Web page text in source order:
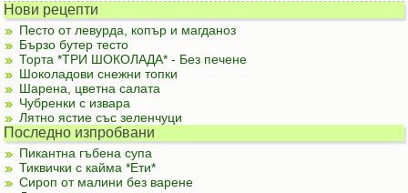
Нови рецепти
Песто от левурда, копър и магданоз
Бързо бутер тесто
Торта *ТРИ ШОКОЛАДА* - Без печене
Шоколадови снежни топки
Шарена, цветна салата
Чубренки с извара
Лятно ястие със зеленчуци
Последно изпробвани
Пикантна гъбена супа
Тиквички с кайма *Ети*
Сироп от малини без варене